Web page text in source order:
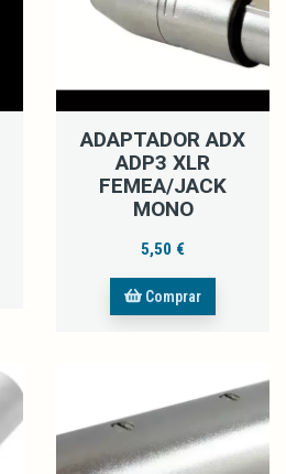
ADAPTADOR ADX
ADP3 XLR
FEMEA/JACK
MONO
5,50 €
Comprar